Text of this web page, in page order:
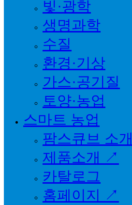
빛·광학
생명과학
수질
환경·기상
가스·공기질
토양·농업
스마트 농업
팜스큐브 소개
제품소개 ↗
카탈로그
홈페이지 ↗